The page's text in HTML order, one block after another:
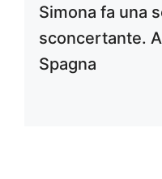
Simona fa una
sconcertante.
Spagna